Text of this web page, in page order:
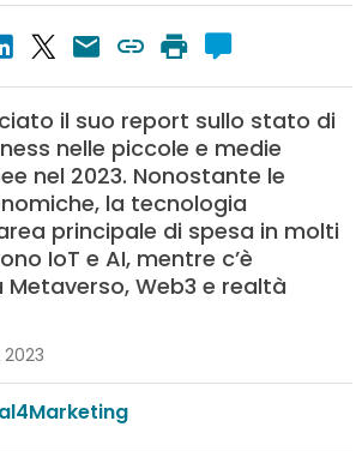
il suo report sullo stato di
nelle piccole e medie
nel 2023. Nonostante le
la tecnologia
principale di spesa in molti
IoT e AI, mentre c’è
Web3 e realtà